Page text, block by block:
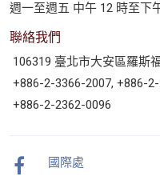
週一至週五 中午 12 時至下
聯絡我們
106319 臺北市大安區羅斯
+886-2-3366-2007, +886-
+886-2-2362-0096
國際處